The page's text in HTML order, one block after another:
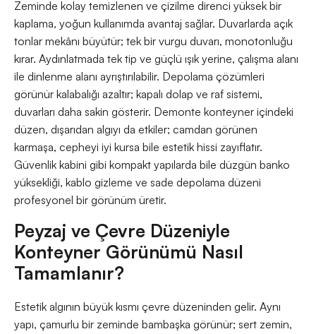
Zeminde kolay temizlenen ve çizilme direnci yüksek bir
kaplama, yoğun kullanımda avantaj sağlar. Duvarlarda açık
tonlar mekânı büyütür; tek bir vurgu duvarı, monotonluğu
kırar. Aydınlatmada tek tip ve güçlü ışık yerine, çalışma alanı
ile dinlenme alanı ayrıştırılabilir. Depolama çözümleri
görünür kalabalığı azaltır; kapalı dolap ve raf sistemi,
duvarları daha sakin gösterir. Demonte konteyner içindeki
düzen, dışarıdan algıyı da etkiler; camdan görünen
karmaşa, cepheyi iyi kursa bile estetik hissi zayıflatır.
Güvenlik kabini gibi kompakt yapılarda bile düzgün banko
yüksekliği, kablo gizleme ve sade depolama düzeni
profesyonel bir görünüm üretir.
Peyzaj ve Çevre Düzeniyle
Konteyner Görünümü Nasıl
Tamamlanır?
Estetik algının büyük kısmı çevre düzeninden gelir. Aynı
yapı, çamurlu bir zeminde bambaşka görünür; sert zemin,